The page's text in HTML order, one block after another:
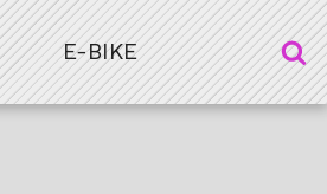
E-BIKE